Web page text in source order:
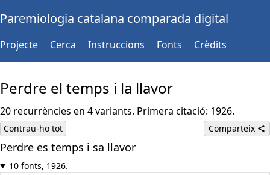
Paremiologia catalana comparada digital
Projecte Cerca Instruccions Fonts Crèdits
Perdre el temps i la llavor
20 recurrències en 4 variants. Primera citació: 1926.
Contrau-ho tot Comparteix
Perdre es temps i sa llavor
10 fonts, 1926.